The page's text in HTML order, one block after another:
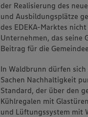
der Realisierung des
und Ausbildungsplätze
des EDEKA-Marktes
Unternehmen, das seine
Beitrag für die
In Waldbrunn dürfen
Sachen Nachhaltigkeit
Standard, der über den
Kühlregalen mit
und Lüftungssystem mit